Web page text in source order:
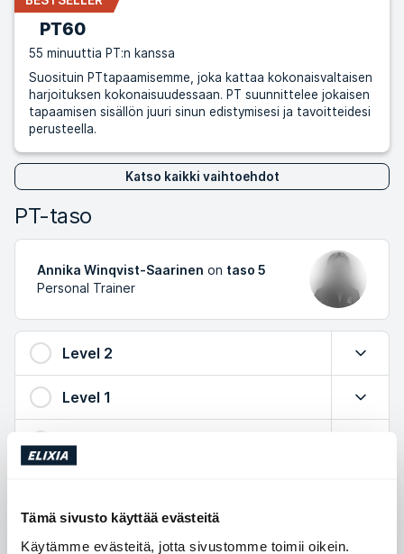
Tämä sivusto käyttää evästeitä
Käytämme evästeitä, jotta sivustomme toimii oikein.
PT60
55 minuuttia PT:n kanssa
Suosituin PTtapaamisemme, joka kattaa kokonaisvaltaisen
harjoituksen kokonaisuudessaan. PT suunnittelee jokaisen
tapaamisen sisällön juuri sinun edistymisesi ja tavoitteidesi
perusteella.
Katso kaikki vaihtoehdot
PT-taso
Annika Winqvist-Saarinen on taso 5
Personal Trainer
Level 2
Level 1
Level 3